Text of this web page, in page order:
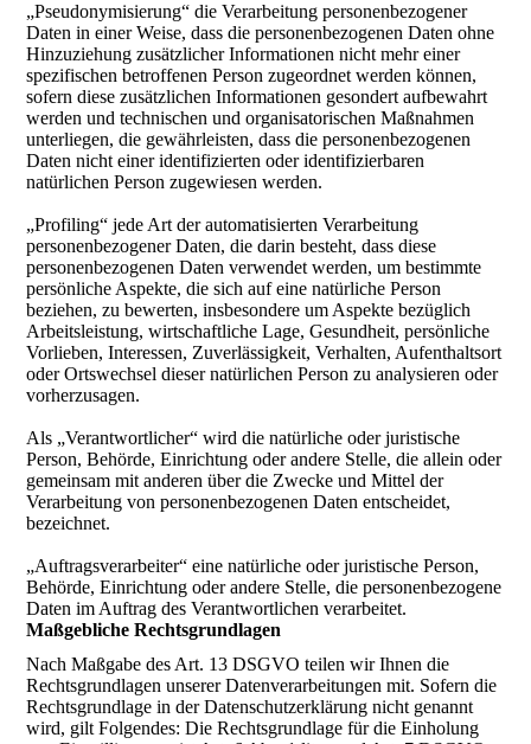
„Pseudonymisierung“ die Verarbeitung personenbezogener
Daten in einer Weise, dass die personenbezogenen Daten ohne
Hinzuziehung zusätzlicher Informationen nicht mehr einer
spezifischen betroffenen Person zugeordnet werden können,
sofern diese zusätzlichen Informationen gesondert aufbewahrt
werden und technischen und organisatorischen Maßnahmen
unterliegen, die gewährleisten, dass die personenbezogenen
Daten nicht einer identifizierten oder identifizierbaren
natürlichen Person zugewiesen werden.
„Profiling“ jede Art der automatisierten Verarbeitung
personenbezogener Daten, die darin besteht, dass diese
personenbezogenen Daten verwendet werden, um bestimmte
persönliche Aspekte, die sich auf eine natürliche Person
beziehen, zu bewerten, insbesondere um Aspekte bezüglich
Arbeitsleistung, wirtschaftliche Lage, Gesundheit, persönliche
Vorlieben, Interessen, Zuverlässigkeit, Verhalten, Aufenthaltsort
oder Ortswechsel dieser natürlichen Person zu analysieren oder
vorherzusagen.
Als „Verantwortlicher“ wird die natürliche oder juristische
Person, Behörde, Einrichtung oder andere Stelle, die allein oder
gemeinsam mit anderen über die Zwecke und Mittel der
Verarbeitung von personenbezogenen Daten entscheidet,
bezeichnet.
„Auftragsverarbeiter“ eine natürliche oder juristische Person,
Behörde, Einrichtung oder andere Stelle, die personenbezogene
Daten im Auftrag des Verantwortlichen verarbeitet.
Maßgebliche Rechtsgrundlagen
Nach Maßgabe des Art. 13 DSGVO teilen wir Ihnen die
Rechtsgrundlagen unserer Datenverarbeitungen mit. Sofern die
Rechtsgrundlage in der Datenschutzerklärung nicht genannt
wird, gilt Folgendes: Die Rechtsgrundlage für die Einholung